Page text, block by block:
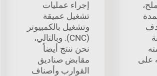
على
إجراء عمليات
تشغيل عميقة
وتشغيل بالكمبيوتر
(CNC). وبالتالي،
نحن ننتج أيضاً
مقابض صناديق
القوارب وأصناف